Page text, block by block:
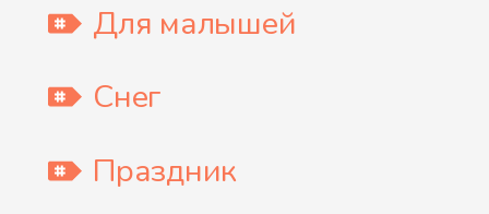
Для малышей
Снег
Праздник